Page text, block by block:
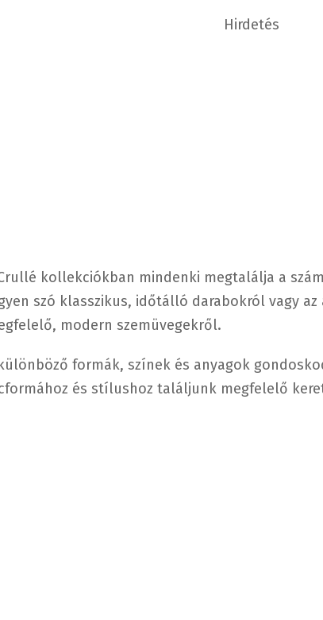
Hirdetés
kollekciókban mindenki megtalálja a
szó klasszikus, időtálló darabokról vagy
modern szemüvegekről.
formák, színek és anyagok
és stílushoz találjunk megfelelő